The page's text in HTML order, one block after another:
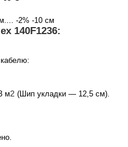
-2% -10 см
140F1236:
кабелю:
м2 (Шип укладки — 12,5 см).